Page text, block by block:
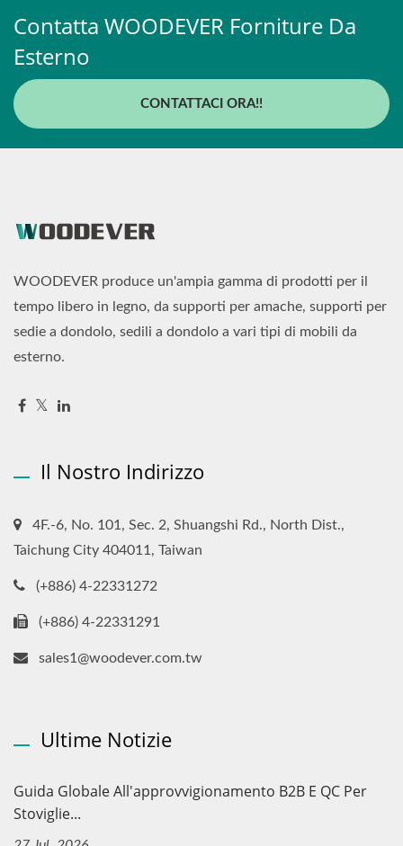
Contatta WOODEVER Forniture Da
Esterno
CONTATTACI ORA!!
WOODEVER produce un'ampia gamma di prodotti per il
tempo libero in legno, da supporti per amache, supporti per
sedie a dondolo, sedili a dondolo a vari tipi di mobili da
esterno.
Il Nostro Indirizzo
4F.-6, No. 101, Sec. 2, Shuangshi Rd., North Dist.,
Taichung City 404011, Taiwan
(+886) 4-22331272
(+886) 4-22331291
sales1@woodever.com.tw
Ultime Notizie
Guida Globale All'approvvigionamento B2B E QC Per
Stoviglie...